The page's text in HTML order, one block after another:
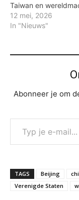
Taiwan en
12 mei, 2026
In "Nieuws"
Abonneer je om
Typ je e-mail...
TAGS Beijing
Verenigde Staten